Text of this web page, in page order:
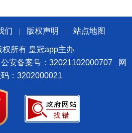
们 版权声明 站点地图
权所有 皇冠app主办
公安备案号：32021102000707
网
：3202000021